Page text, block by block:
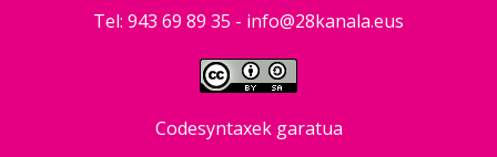
Tel: 943 69 89 35 - info@28kanala.eus
Codesyntaxek garatua